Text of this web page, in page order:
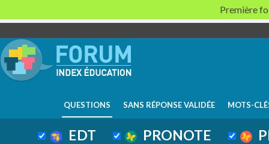
QUESTIONS SANS RÉPONSE VALIDÉE MOTS-
EDT PRONOTE
Première